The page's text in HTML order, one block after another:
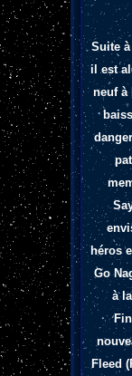
Suite
il est
neuf à
héros
Go
à
Fleed